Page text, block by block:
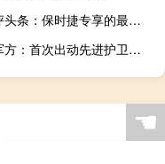
车评头条：保时捷专享的最新例子是这款采用蓝宝石蓝色金属制成的Macan S
以军方：首次出动先进护卫舰“萨尔-6”打击哈马斯目标
☚